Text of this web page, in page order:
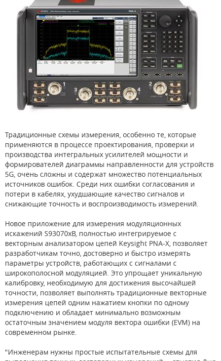
Традиционные схемы измерения, особенно те, которые
применяются в процессе проектирования, проверки и
производства интегральных усилителей мощности и
формирователей диаграммы направленности для устройств
5G, очень сложны и содержат множество потенциальных
источников ошибок. Среди них ошибки согласования и
потери в кабелях, ухудшающие качество сигналов и
снижающие точность и воспроизводимость измерений.
Новое приложение для измерения модуляционных
искажений S93070xB, полностью интегрируемое с
векторным анализатором цепей Keysight PNA-X, позволяет
разработчикам точно, достоверно и быстро измерять
параметры устройств, работающих с сигналами с
широкополосной модуляцией. Это упрощает уникальную
калибровку, необходимую для достижения высочайшей
точности, позволяет выполнять традиционные векторные
измерения цепей одним нажатием кнопки по одному
подключению и обладает минимально возможным
остаточным значением модуля вектора ошибки (EVM) на
современном рынке.
"Инженерам нужны простые испытательные схемы для